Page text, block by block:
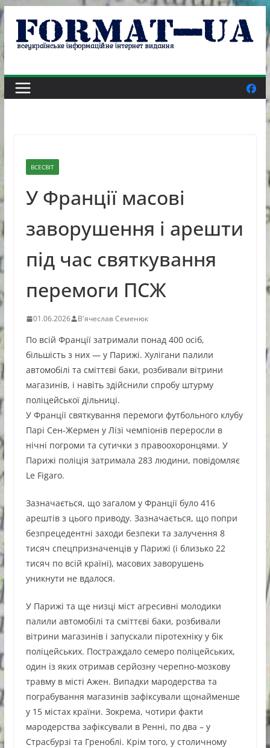
Skip
content
ВСЕСВІТ
У Франції масові
заворушення і арешти
під час святкування
перемоги ПСЖ
01.06.2026 В'ячеслав Семенюк
По всій Франції затримали понад 400 осіб,
більшість з них — у Парижі. Хулігани палили
автомобілі та сміттєві баки, розбивали вітрини
магазинів, і навіть здійснили спробу штурму
поліцейської дільниці.
У Франції святкування перемоги футбольного клубу
Парі Сен-Жермен у Лізі чемпіонів переросли в
нічні погроми та сутички з правоохоронцями. У
Парижі поліція затримала 283 людини, повідомляє
Le Figaro.
Зазначається, що загалом у Франції було 416
арештів з цього приводу. Зазначається, що попри
безпрецедентні заходи безпеки та залучення 8
тисяч спецпризначенців у Парижі (і близько 22
тисяч по всій країні), масових заворушень
уникнути не вдалося.
У Парижі та ще низці міст агресивні молодики
палили автомобілі та сміттєві баки, розбивали
вітрини магазинів і запускали піротехніку у бік
поліцейських. Постраждало семеро поліцейських,
один із яких отримав серйозну черепно-мозкову
травму в місті Ажен. Випадки мародерства та
пограбування магазинів зафіксували щонайменше
у 15 містах країни. Зокрема, чотири факти
мародерства зафіксували в Ренні, по два – у
Страсбурзі та Греноблі. Крім того, у столичному